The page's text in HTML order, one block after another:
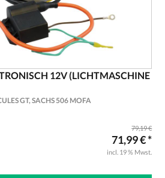
12V (LICHTMASCHINE
GT, SACHS 506 MOFA
79,19 €
71,99 € *
incl. 19 % Mwst.